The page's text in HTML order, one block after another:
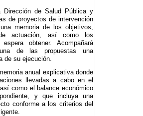
Dirección de Salud Pública y
de proyectos de intervención
memoria de los objetivos,
actuación, así como los
obtener. Acompañará
de las propuestas una
de su ejecución.
anual explicativa donde
llevadas a cabo en el
como el balance económico
y que incluya una
conforme a los criterios del